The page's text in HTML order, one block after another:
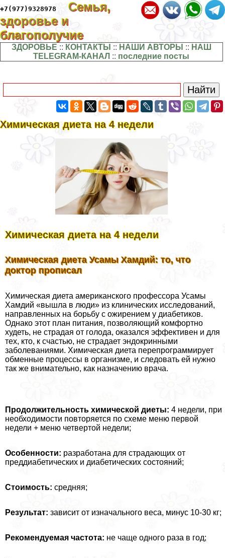
+7(977)9328978
Семья,
здоровье и
благополучие
ЗДОРОВЬЕ :: КОНТАКТЫ :: НАШИ АВТОРЫ :: НАШ
TELEGRAM-КАНАЛ :: последние посты
Химическая диета на 4 недели
Химическая диета на 4 недели
Химическая диета Усамы Хамдий: то, что
доктор прописал
Химическая диета американского профессора Усамы
Хамдий «вышла в люди» из клинических исследований,
направленных на борьбу с ожирением у диабетиков.
Однако этот план питания, позволяющий комфортно
худеть, не страдая от голода, оказался эффективен и для
тех, кто, к счастью, не страдает эндокринными
заболеваниями. Химическая диета перепрограммирует
обменные процессы в организме, и следовать ей нужно
так же внимательно, как назначению врача.
Продолжительность химической диеты: 4 недели, при
необходимости повторяется по схеме меню первой
недели + меню четвертой недели;
Особенности: разработана для страдающих от
преддиабетических и диабетических состояний;
Стоимость: средняя;
Результат: зависит от изначального веса, минус 10-30 кг;
Рекомендуемая частота: не чаще одного раза в год;